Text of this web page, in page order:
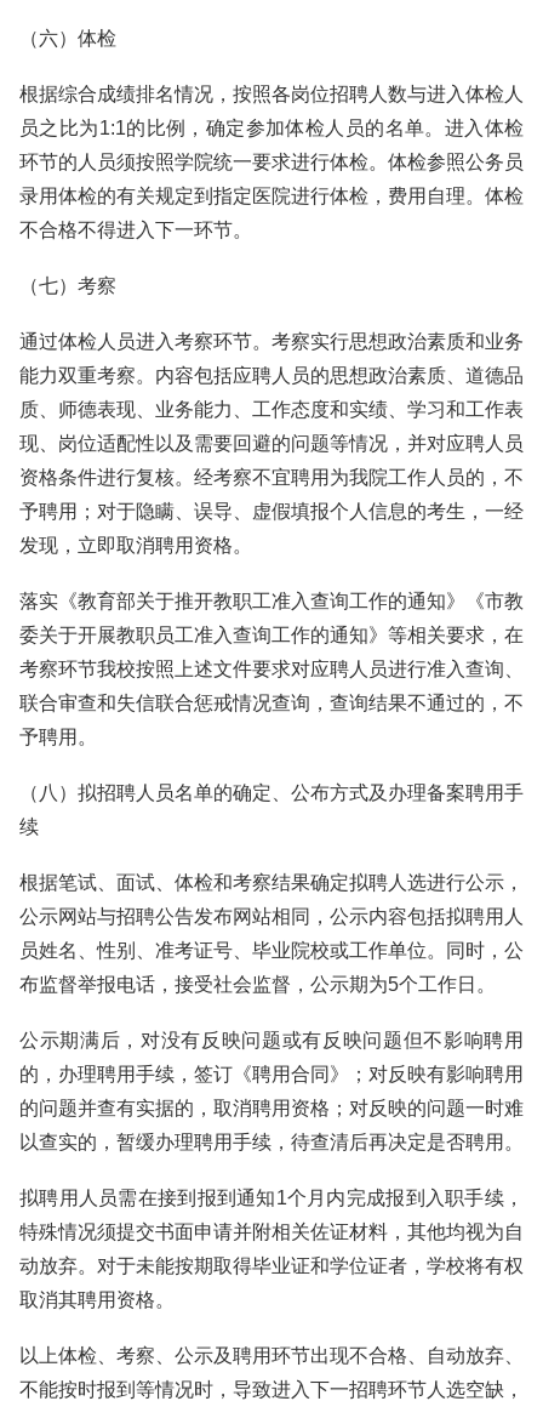
（六）体检
根据综合成绩排名情况，按照各岗位招聘人数与进入体检人
员之比为1:1的比例，确定参加体检人员的名单。进入体检
环节的人员须按照学院统一要求进行体检。体检参照公务员
录用体检的有关规定到指定医院进行体检，费用自理。体检
不合格不得进入下一环节。
（七）考察
通过体检人员进入考察环节。考察实行思想政治素质和业务
能力双重考察。内容包括应聘人员的思想政治素质、道德品
质、师德表现、业务能力、工作态度和实绩、学习和工作表
现、岗位适配性以及需要回避的问题等情况，并对应聘人员
资格条件进行复核。经考察不宜聘用为我院工作人员的，不
予聘用；对于隐瞒、误导、虚假填报个人信息的考生，一经
发现，立即取消聘用资格。
落实《教育部关于推开教职工准入查询工作的通知》《市教
委关于开展教职员工准入查询工作的通知》等相关要求，在
考察环节我校按照上述文件要求对应聘人员进行准入查询、
联合审查和失信联合惩戒情况查询，查询结果不通过的，不
予聘用。
（八）拟招聘人员名单的确定、公布方式及办理备案聘用手
续
根据笔试、面试、体检和考察结果确定拟聘人选进行公示，
公示网站与招聘公告发布网站相同，公示内容包括拟聘用人
员姓名、性别、准考证号、毕业院校或工作单位。同时，公
布监督举报电话，接受社会监督，公示期为5个工作日。
公示期满后，对没有反映问题或有反映问题但不影响聘用
的，办理聘用手续，签订《聘用合同》；对反映有影响聘用
的问题并查有实据的，取消聘用资格；对反映的问题一时难
以查实的，暂缓办理聘用手续，待查清后再决定是否聘用。
拟聘用人员需在接到报到通知1个月内完成报到入职手续，
特殊情况须提交书面申请并附相关佐证材料，其他均视为自
动放弃。对于未能按期取得毕业证和学位证者，学校将有权
取消其聘用资格。
以上体检、考察、公示及聘用环节出现不合格、自动放弃、
不能按时报到等情况时，导致进入下一招聘环节人选空缺，